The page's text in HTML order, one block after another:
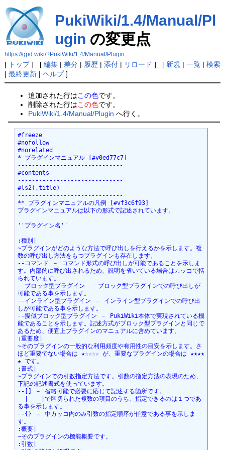
PukiWiki/1.4/Manual/Pl
ugin の変更点
https://gpd.wiki/?PukiWiki/1.4/Manual/Plugin
[ トップ] [ 編集| 差分| 履歴| 添付| リロード ] [ 新規 | 一覧| 検索
| 最終更新| ヘルプ]
追加された行はこの色です。
削除された行はこの色です。
PukiWiki/1.4/Manual/Plugin へ行く。
#freeze
#nofollow
#norelated
* プラグインマニュアル [#v0ed77c7]
------------------------------
#contents
------------------------------
#ls2(,title)
------------------------------
** プラグインマニュアルの凡例 [#vf3c6f93]
プラグインマニュアルは以下の形式で記述されています。
''プラグイン名''
:種別|
~プラグインがどのような方法で呼び出しを行えるかを示します。複
数の呼び出し方法をもつプラグインも存在します。
--コマンド － コマンド形式の呼び出しが可能であることを示しま
す。内部的に呼び出されるため、説明を省いている場合はカッコで括
られています。
--ブロック型プラグイン － ブロック型プラグインでの呼び出しが
可能である事を示します。
--インライン型プラグイン － インライン型プラグインでの呼び出
しが可能である事を示します。
--擬似ブロック型プラグイン － PukiWiki本体で実現されている機
能であることを示します。記述方式がブロック型プラグインと同じで
あるため、便宜上プラグインのマニュアルに含めています。
:重要度|
~そのプラグインの一般的な利用頻度や有用性の目安を示します。さ
ほど重要でない場合は ★☆☆☆☆ が、重要なプラグインの場合は ★★★★
★ です。
:書式|
~プラグインでの引数指定方法です。引数の指定方法の表現のため、
下記の記述書式を使っています。
--[] － 省略可能で必要に応じて記述する箇所です。
--| － |で区切られた複数の項目のうち、指定できるのは１つであ
る事を示します。
--{} － 中カッコ内のみ引数の指定順序が任意である事を示しま
す。
:概要|
~そのプラグインの機能概要です。
:引数|